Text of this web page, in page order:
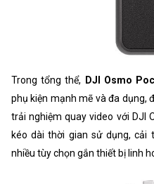
Trong tổng thể, DJI Osmo
phụ kiện mạnh mẽ và đa dụng,
trải nghiệm quay video với DJI
kéo dài thời gian sử dụng, cải
nhiều tùy chọn gắn thiết bị linh